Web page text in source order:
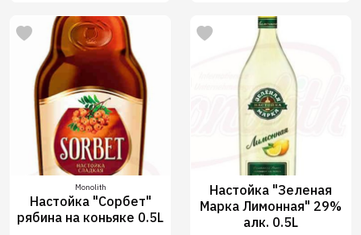
Monolith
Настойка "Сорбет"
рябина на коньяке 0.5L
Настойка "Зеленая
Марка Лимонная" 29%
алк. 0.5L